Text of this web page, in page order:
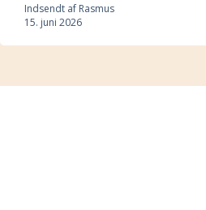
Indsendt af Rasmus
15. juni 2026